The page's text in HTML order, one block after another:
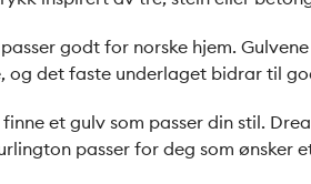
godt for norske hjem.
og det faste underlaget bidrar til
et gulv som passer din stil.
passer for deg som ønsker